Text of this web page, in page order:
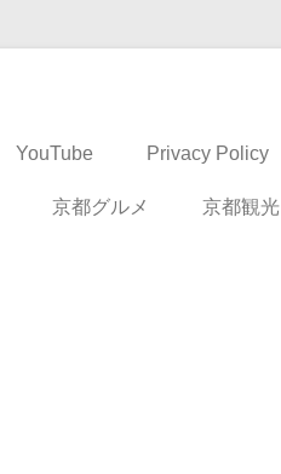
YouTube Privacy Policy
京都グルメ 京都観光